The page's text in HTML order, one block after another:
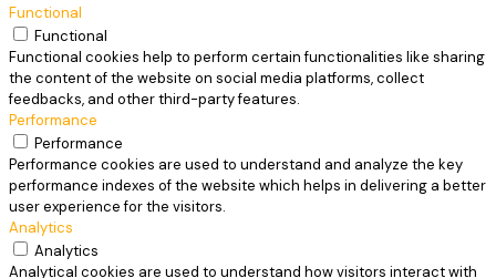
Functional
Functional
Functional cookies help to perform certain functionalities like sharing
the content of the website on social media platforms, collect
feedbacks, and other third-party features.
Performance
Performance
Performance cookies are used to understand and analyze the key
performance indexes of the website which helps in delivering a better
user experience for the visitors.
Analytics
Analytics
Analytical cookies are used to understand how visitors interact with